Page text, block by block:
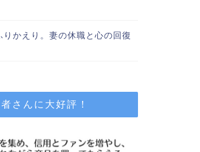
かえり。妻の休職と心の回復
さんに大好評！